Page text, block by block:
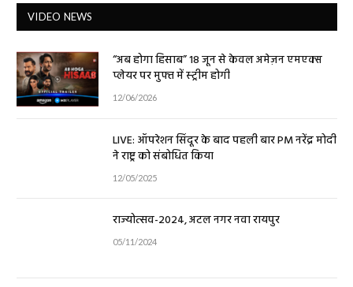
VIDEO NEWS
“अब होगा हिसाब” 18 जून से केवल अमेज़न एमएक्स
प्लेयर पर मुफ्त में स्ट्रीम होगी
12/06/2026
LIVE: ऑपरेशन सिंदूर के बाद पहली बार PM नरेंद्र मोदी
ने राष्ट्र को संबोधित किया
12/05/2025
राज्योत्सव-2024, अटल नगर नवा रायपुर
05/11/2024